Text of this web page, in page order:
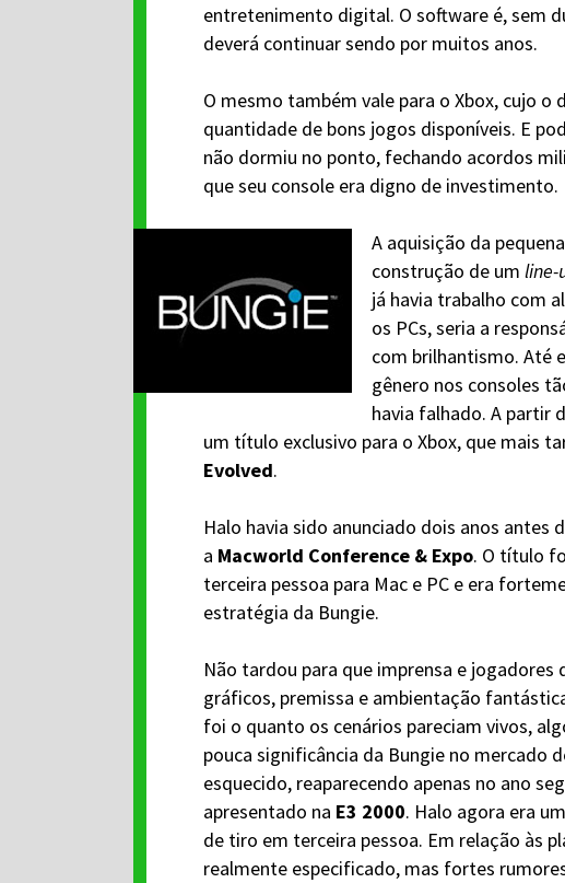
entretenimento digital. O software é, sem
deverá continuar sendo por muitos anos.
O mesmo também vale para o Xbox, cujo
quantidade de bons jogos disponíveis. E
não dormiu no ponto, fechando acordos
que seu console era digno de investimento.
A aquisição da pequena
construção de um line-
já havia trabalho com
os PCs, seria a
com brilhantismo. Até
gênero nos consoles
havia falhado. A partir
um título exclusivo para o Xbox, que mais
Evolved.
Halo havia sido anunciado dois anos antes
a Macworld Conference & Expo. O título
terceira pessoa para Mac e PC e era
estratégia da Bungie.
Não tardou para que imprensa e
gráficos, premissa e ambientação
foi o quanto os cenários pareciam vivos,
pouca significância da Bungie no
esquecido, reaparecendo apenas no ano
apresentado na E3 2000. Halo agora era
de tiro em terceira pessoa. Em relação às
realmente especificado, mas fortes